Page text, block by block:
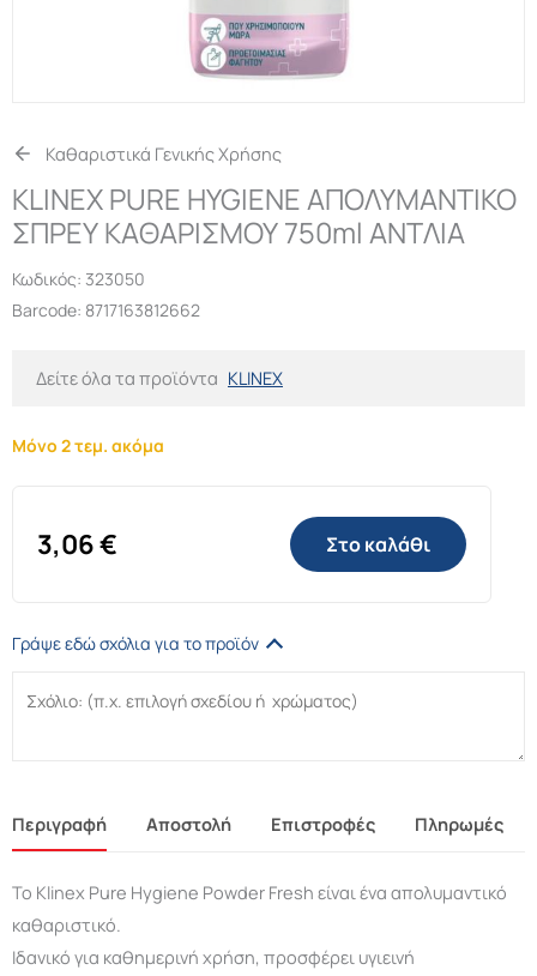
Καθαριστικά Γενικής Χρήσης
KLINEX PURE HYGIENE ΑΠΟΛΥΜΑΝΤΙΚΟ
ΣΠΡΕΥ ΚΑΘΑΡΙΣΜΟΥ 750ml ΑΝΤΛΙΑ
Κωδικός: 323050
Barcode: 8717163812662
Δείτε όλα τα προϊόντα KLINEX
Μόνο 2 τεμ. ακόμα
3,06€ Στο καλάθι
Γράψε εδώ σχόλια για το προϊόν
Περιγραφή Αποστολή Επιστροφές Πληρωμές
Το Klinex Pure Hygiene Powder Fresh είναι ένα απολυμαντικό
καθαριστικό.
Ιδανικό για καθημερινή χρήση, προσφέρει υγιεινή